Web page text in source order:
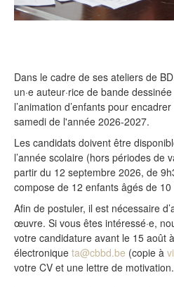
Dans le cadre de ses ateliers de
un·e auteur·rice de bande
l’animation d’enfants pour
samedi de l'année 2026-2027.
Les candidats doivent être
l’année scolaire (hors périodes de
partir du 12 septembre 2026, de
compose de 12 enfants âgés de 10
Afin de postuler, il est nécessaire
œuvre. Si vous êtes intéressé·e,
votre candidature avant le 15 août
électronique ta@cbbd.be (copie à
votre CV et une lettre de motivation.